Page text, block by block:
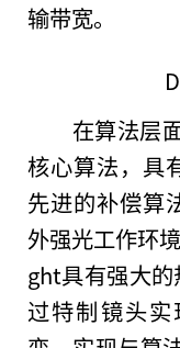
输带宽。
在算法层
核心算法，具
先进的补偿算
外强光工作环
ght具有强大的
过特制镜头